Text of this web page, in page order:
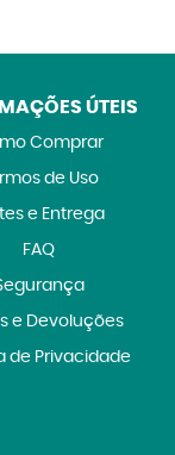
ÚTEIS
Comprar
de Uso
e Entrega
FAQ
e Devoluções
de Privacidade